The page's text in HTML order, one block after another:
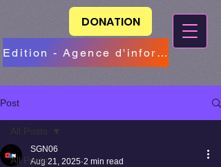
Edition - Agence d'information
DONATION
Post
All Posts
All Posts
SGN06
Aug 21, 2025 2 min read